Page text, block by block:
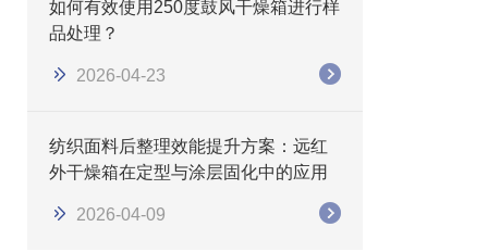
如何有效使用250度鼓风干燥箱进行样
品处理？
2026-04-23
纺织面料后整理效能提升方案：远红
外干燥箱在定型与涂层固化中的应用
2026-04-09